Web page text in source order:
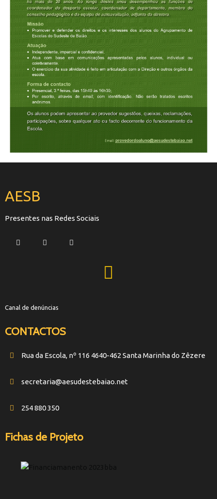
AESB
Presentes nas Redes Sociais
Canal de denúncias
CONTACTOS
Rua da Escola, nº 116 4640-462 Santa Marinha do Zêzere
secretaria@aesudestebaiao.net
254 880 350
Fichas de Projeto